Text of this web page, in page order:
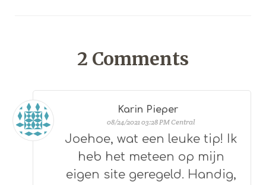
2 Comments
Karin Pieper
08/24/2021 03:28 PM Central
Joehoe, wat een leuke tip! Ik
heb het meteen op mijn
eigen site geregeld. Handig,